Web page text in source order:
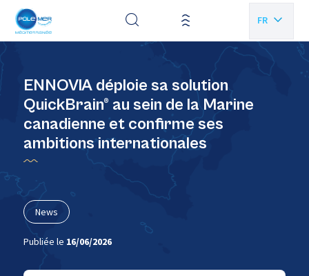
FR
EN
ENNOVIA déploie sa solution
QuickBrain® au sein de la Marine
canadienne et confirme ses
ambitions internationales
News
Publiée le 16/06/2026
Panneau de gestion des cookies